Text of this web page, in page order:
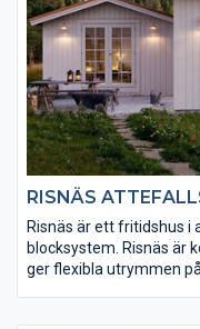
RISNÄS
Risnäs är ett fritidshus
blocksystem. Risnäs är
ger flexibla utrymmen